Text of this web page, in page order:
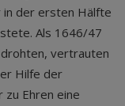
in der ersten Hälfte
Als 1646/47
vertrauten
Hilfe der
Ehren eine